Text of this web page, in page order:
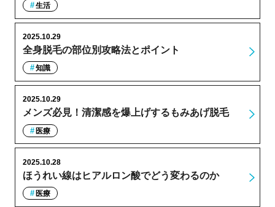
生活
全身脱毛の部位別攻略法とポイント
2025.10.29
知識
メンズ必見！清潔感を爆上げするもみあげ脱毛
2025.10.29
医療
ほうれい線はヒアルロン酸でどう変わるのか
2025.10.28
医療